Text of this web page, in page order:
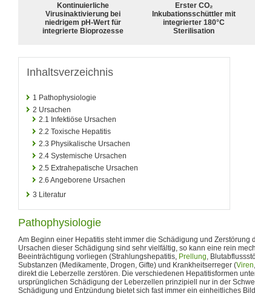
Kontinuierliche
Virusinaktivierung bei
niedrigem pH-Wert für
integrierte Bioprozesse
Erster CO₂
Inkubationsschüttler mit
integrierter 180°C
Sterilisation
Inhaltsverzeichnis
1 Pathophysiologie
2 Ursachen
2.1 Infektiöse Ursachen
2.2 Toxische Hepatitis
2.3 Physikalische Ursachen
2.4 Systemische Ursachen
2.5 Extrahepatische Ursachen
2.6 Angeborene Ursachen
3 Literatur
Pathophysiologie
Am Beginn einer Hepatitis steht immer die Schädigung und Zerstörung
Ursachen dieser Schädigung sind sehr vielfältig, so kann eine rein
Beeinträchtigung vorliegen (Strahlungshepatitis, Prellung,
Substanzen (Medikamente, Drogen, Gifte) und Krankheitserreger (Viren,
direkt die Leberzelle zerstören. Die verschiedenen Hepatitisformen
ursprünglichen Schädigung der Leberzellen prinzipiell nur in der
Schädigung und Entzündung bietet sich fast immer ein einheitliches